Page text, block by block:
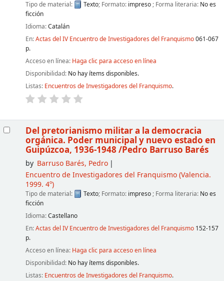
Tipo de material: Texto; Formato: impreso ; Forma literaria: No es
ficción
Idioma:Catalán
En:Actas del IV Encuentro de Investigadores del Franquismo061-067
p.
Acceso en línea: Haga clic para acceso en línea
Disponibilidad: No hay ítems disponibles.
Listas: Encuentros de Investigadores del Franquismo.
Del pretorianismo militar a la democracia
orgánica. Poder municipal y nuevo estado en
Guipúzcoa, 1936-1948 /Pedro Barruso Barés
by Barruso Barés, Pedro
Encuentro de Investigadores del Franquismo(Valencia.
1999. 4º)
Tipo de material: Texto; Formato: impreso ; Forma literaria: No es
ficción
Idioma:Castellano
En:Actas del IV Encuentro de Investigadores del Franquismo152-157
p.
Acceso en línea: Haga clic para acceso en línea
Disponibilidad: No hay ítems disponibles.
Listas: Encuentros de Investigadores del Franquismo.